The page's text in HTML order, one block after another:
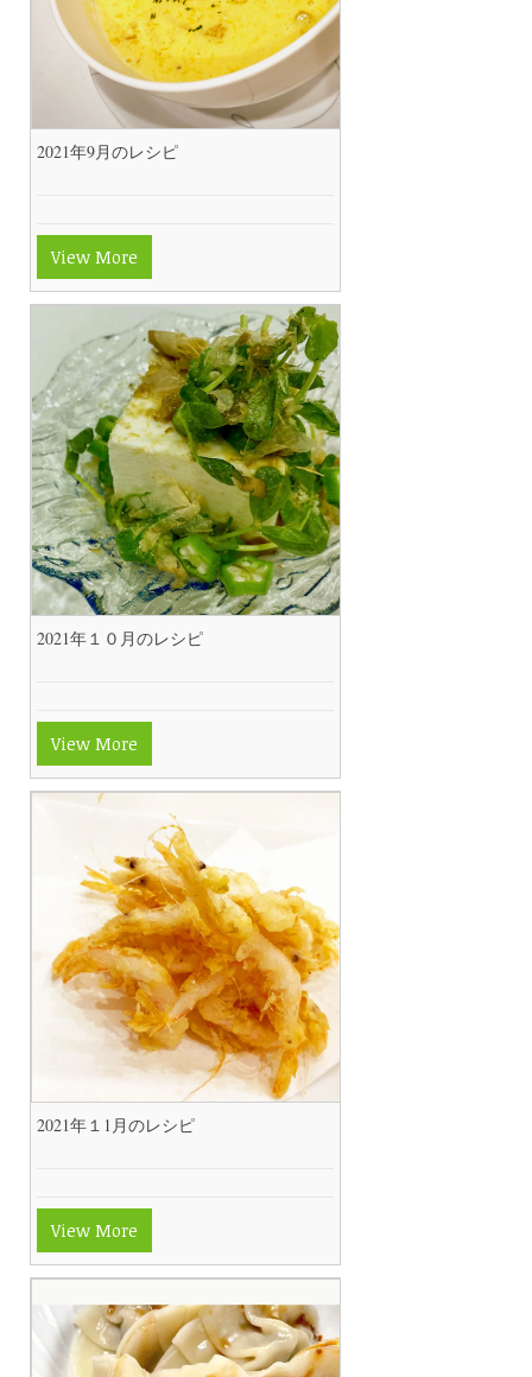
2021年9月のレシピ
View More
2021年１０月のレシピ
View More
2021年１1月のレシピ
View More